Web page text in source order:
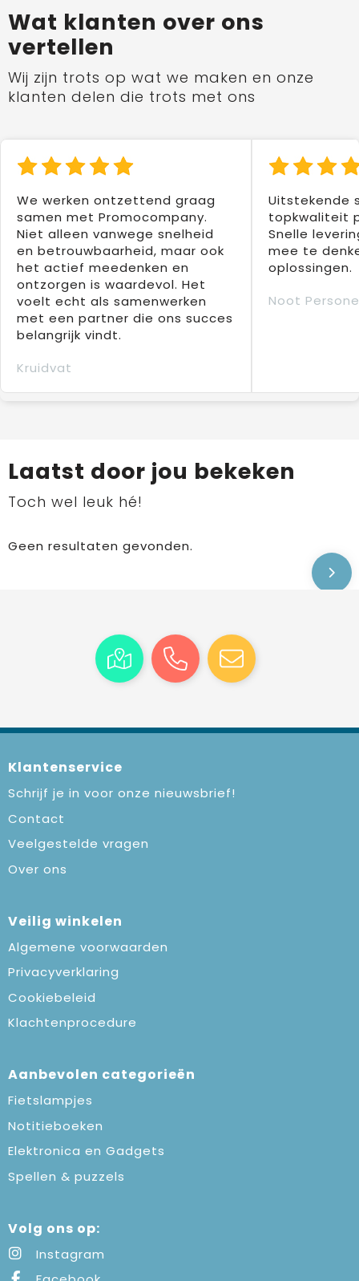
Wat klanten over ons
vertellen
Wij zijn trots op wat we maken en onze
klanten delen die trots met ons
We werken ontzettend graag
samen met Promocompany.
Niet alleen vanwege snelheid
en betrouwbaarheid, maar ook
het actief meedenken en
ontzorgen is waardevol. Het
voelt echt als samenwerken
met een partner die ons succes
belangrijk vindt.
Kruidvat
Uitstekende
topkwaliteit
Snelle
mee te
oplossingen.
Noot
Laatst door jou bekeken
Toch wel leuk hé!
Geen resultaten gevonden.
Klantenservice
Schrijf je in voor onze nieuwsbrief!
Contact
Veelgestelde vragen
Over ons
Veilig winkelen
Algemene voorwaarden
Privacyverklaring
Cookiebeleid
Klachtenprocedure
Aanbevolen categorieën
Fietslampjes
Notitieboeken
Elektronica en Gadgets
Spellen & puzzels
Volg ons op:
Instagram